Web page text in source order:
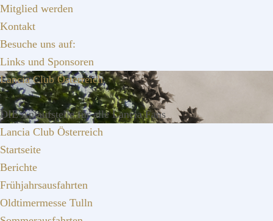
Zur
Hauptnavigation
springen
Zum
Inhalt
springen
Zur
Seitenspalte
springen
Mitglied werden
Kontakt
Besuche uns auf:
Links und Sponsoren
Lancia Club Österreich
DIE Anlaufstelle für alle Lancia Fans
Lancia Club Österreich
Startseite
Berichte
Frühjahrsausfahrten
Oldtimermesse Tulln